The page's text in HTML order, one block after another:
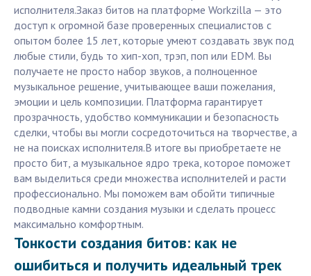
исполнителя.Заказ битов на платформе Workzilla — это
доступ к огромной базе проверенных специалистов с
опытом более 15 лет, которые умеют создавать звук под
любые стили, будь то хип-хоп, трэп, поп или EDM. Вы
получаете не просто набор звуков, а полноценное
музыкальное решение, учитывающее ваши пожелания,
эмоции и цель композиции. Платформа гарантирует
прозрачность, удобство коммуникации и безопасность
сделки, чтобы вы могли сосредоточиться на творчестве, а
не на поисках исполнителя.В итоге вы приобретаете не
просто бит, а музыкальное ядро трека, которое поможет
вам выделиться среди множества исполнителей и расти
профессионально. Мы поможем вам обойти типичные
подводные камни создания музыки и сделать процесс
максимально комфортным.
Тонкости создания битов: как не
ошибиться и получить идеальный трек